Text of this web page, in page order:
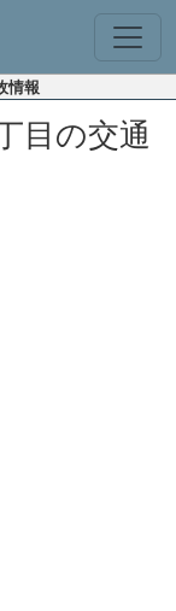
情報
目の交通